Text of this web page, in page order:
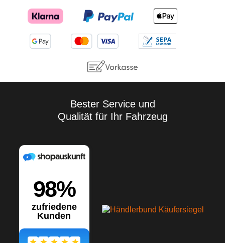
Bester Service und
Qualität für Ihr Fahrzeug